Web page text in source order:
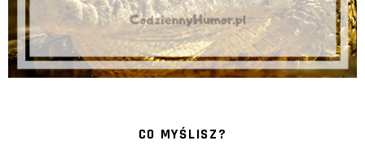
CO MYŚLISZ?